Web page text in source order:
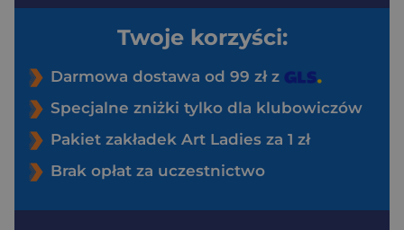
Twoje korzyści:
Darmowa dostawa od 99 zł z
Specjalne zniżki tylko dla klubowiczów
Pakiet zakładek Art Ladies za 1 zł
Brak opłat za uczestnictwo